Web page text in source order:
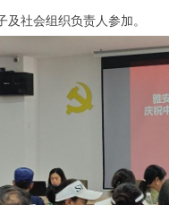
社会组织负责人参加。